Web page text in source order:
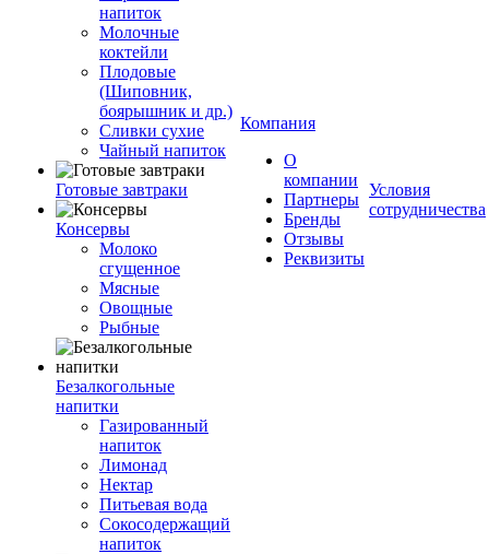
напиток
Молочные
коктейли
Плодовые
(Шиповник,
боярышник и др.)
Сливки сухие
Чайный напиток
Готовые завтраки
Консервы
Молоко
сгущенное
Мясные
Овощные
Рыбные
Безалкогольные
напитки
Газированный
напиток
Лимонад
Нектар
Питьевая вода
Сокосодержащий
напиток
Компания
О
компании
Партнеры
Бренды
Отзывы
Реквизиты
Условия
сотрудничества